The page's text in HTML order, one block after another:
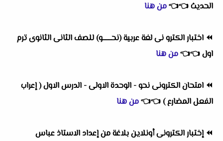
الحديث👈
👈من هنا
⏪ اختبار الكترو نى لغة عربية (نحــــــو) للصف الثانى الثانوى ترم
اول👈
👈من هنا
⏪ امتحان الكترونى نحو - الوحدة الاولى - الدرس الاول ( إعراب
الفعل المضارع ) 👈
👈من هنا
⏪إختبار الكترونى أونلاين بلاغة من إعداد الاستاذ عباس